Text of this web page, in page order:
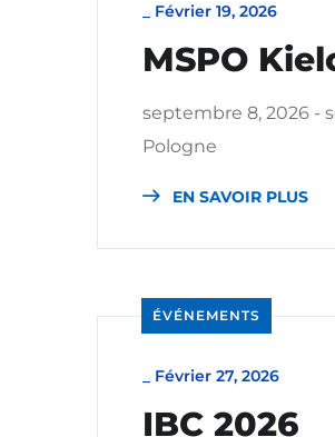
Février 19, 2026
MSPO
septembre 8, 2026 -
Pologne
EN SAVOIR PLUS
ÉVÉNEMENTS
Février 27, 2026
IBC 2026